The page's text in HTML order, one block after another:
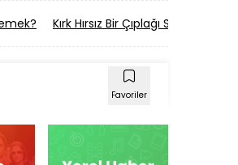
Kırk Hırsız Bir Çıplağı
Favoriler